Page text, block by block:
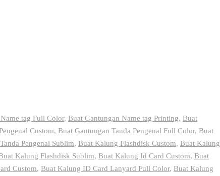
tag Full Color, Buat Gantungan Name tag Printing, Buat
Custom, Buat Gantungan Tanda Pengenal Full Color, Buat
Pengenal Sublim, Buat Kalung Flashdisk Custom, Buat Kalung
Kalung Flashdisk Sublim, Buat Kalung Id Card Custom, Buat
Custom, Buat Kalung ID Card Lanyard Full Color, Buat Kalung